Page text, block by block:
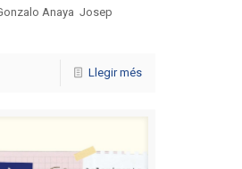
Anaya Josep
Llegir més